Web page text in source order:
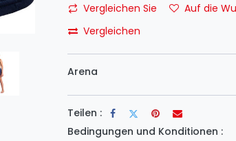
Vergleichen Sie
Auf die
Vergleichen
Arena
Teilen :
Bedingungen und Konditionen :